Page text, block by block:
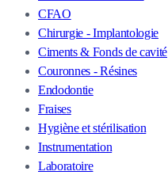
CFAO
Chirurgie - Implantologie
Ciments & Fonds de cavité
Couronnes - Résines
Endodontie
Fraises
Hygiène et stérilisation
Instrumentation
Laboratoire